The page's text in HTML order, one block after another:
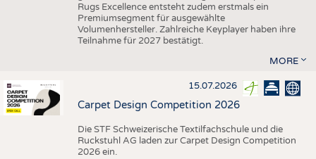
Rugs Excellence entsteht zudem erstmals ein
Premiumsegment für ausgewählte
Volumenhersteller. Zahlreiche Keyplayer haben ihre
Teilnahme für 2027 bestätigt.
MORE
15.07.2026
Carpet Design Competition 2026
Die STF Schweizerische Textilfachschule und die
Ruckstuhl AG laden zur Carpet Design Competition
2026 ein.